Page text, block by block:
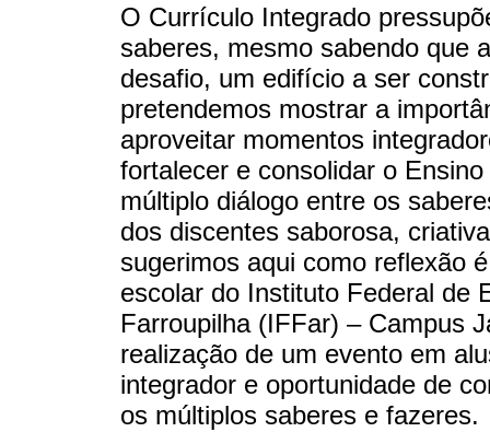
O Currículo Integrado
saberes, mesmo sabendo que
desafio, um edifício a ser
pretendemos mostrar a
aproveitar momentos
fortalecer e consolidar o
múltiplo diálogo entre os
dos discentes saborosa,
sugerimos aqui como reflexão
escolar do Instituto Federal de
Farroupilha (IFFar) – Campus
realização de um evento em
integrador e oportunidade de
os múltiplos saberes e fazeres.